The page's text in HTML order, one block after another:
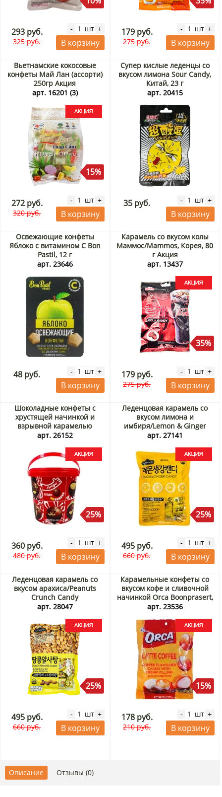
293 руб.
325 руб.
- шт +
В корзину
179 руб.
275 руб.
- шт +
В корзину
Вьетнамские кокосовые
конфеты Май Лан (ассорти)
250гр Акция
арт. 16201 (3)
15%
272 руб.
320 руб.
- шт +
В корзину
Супер кислые леденцы со
вкусом лимона Sour Candy,
Китай, 23 г
арт. 20415
35 руб. - шт +
В корзину
Освежающие конфеты
Яблоко с витамином С Bon
Pastil, 12 г
арт. 23646
48 руб. - шт +
В корзину
Карамель со вкусом колы
Маммос/Mammos, Корея, 80
г Акция
арт. 13437
35%
179 руб.
275 руб.
- шт +
В корзину
Шоколадные конфеты с
хрустящей начинкой и
взрывной карамелью
Аолигей/Aoligei MALLORY,
арт. 26152
25%
360 руб.
480 руб.
- шт +
В корзину
Леденцовая карамель со
вкусом лимона и
имбиря/Lemon & Ginger
Candy Илкванг/Ilkwang,
арт. 27141
25%
495 руб.
660 руб.
- шт +
В корзину
Леденцовая карамель со
вкусом арахиса/Peanuts
Crunch Candy
Илкванг/Ilkwang, Корея, 250
арт. 28047
25%
495 руб.
660 руб.
- шт +
В корзину
Карамельные конфеты со
вкусом кофе и сливочной
начинкой Orca Boonprasert,
Таиланд, 140 г Акция
арт. 23536
15%
178 руб.
210 руб.
- шт +
В корзину
Описание Отзывы (0)